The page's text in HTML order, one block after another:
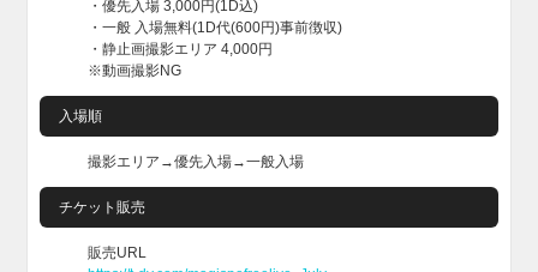
・優先入場 3,000円(1D込)
・一般 入場無料(1D代(600円)事前徴収)
・静止画撮影エリア 4,000円
※動画撮影NG
入場順
撮影エリア→優先入場→一般入場
チケット販売
販売URL